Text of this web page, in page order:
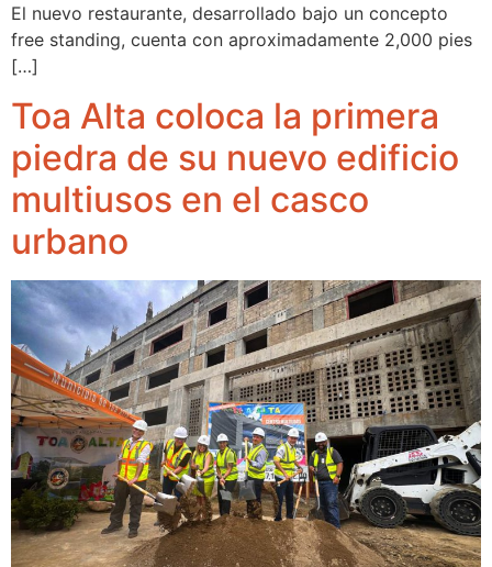
El nuevo restaurante, desarrollado bajo un concepto
free standing, cuenta con aproximadamente 2,000 pies
[…]
Toa Alta coloca la primera
piedra de su nuevo edificio
multiusos en el casco
urbano